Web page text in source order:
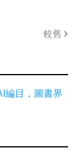
較舊
編目，圖書界